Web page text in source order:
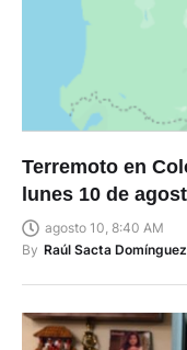
Terremoto en
lunes 10 de
agosto 10, 8:40 AM
By Raúl Sacta Domínguez